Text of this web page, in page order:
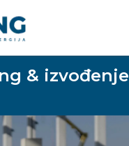
& izvođenje